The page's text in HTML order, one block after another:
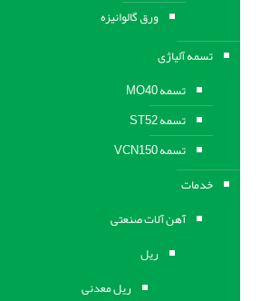
ورق گالوانیزه
تسمه آلیاژی
تسمه MO40
تسمه ST52
تسمه VCN150
خدمات
آهن آلات صنعتی
ریل
ریل معدنی